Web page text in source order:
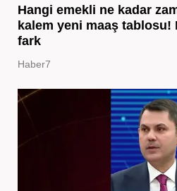
Hangi emekli ne kadar
kalem yeni maaş tablosu!
fark
Haber7